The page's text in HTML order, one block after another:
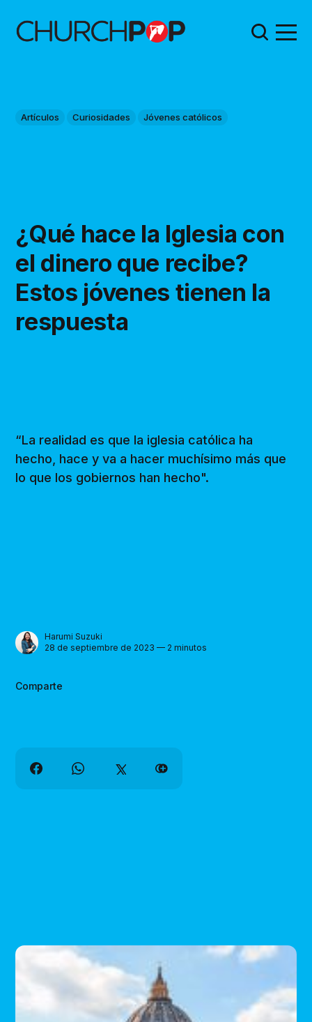
Artículos Curiosidades Jóvenes católicos
¿Qué hace la Iglesia con
el dinero que recibe?
Estos jóvenes tienen la
respuesta
“La realidad es que la iglesia católica ha
hecho, hace y va a hacer muchísimo más que
lo que los gobiernos han hecho".
Harumi Suzuki
28 de septiembre de 2023 — 2 minutos
Comparte